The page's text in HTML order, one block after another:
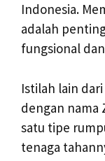
Indonesia.
adalah
fungsional
Istilah lain
dengan nama
satu tipe
tenaga